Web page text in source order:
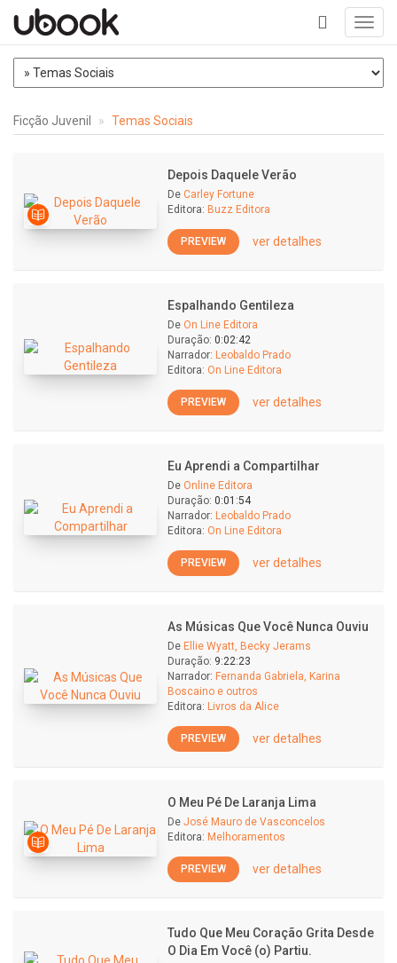
+
Ficção Juvenil Temas Sociais
Depois Daquele Verão
De Carley Fortune
Editora: Buzz Editora
PREVIEW ver detalhes
Espalhando Gentileza
De On Line Editora
Duração: 0:02:42
Narrador: Leobaldo Prado
Editora: On Line Editora
PREVIEW ver detalhes
Eu Aprendi a Compartilhar
De Online Editora
Duração: 0:01:54
Narrador: Leobaldo Prado
Editora: On Line Editora
PREVIEW ver detalhes
As Músicas Que Você Nunca Ouviu
De Ellie Wyatt, Becky Jerams
Duração: 9:22:23
Narrador: Fernanda Gabriela, Karina
Boscaino e outros
Editora: Livros da Alice
PREVIEW ver detalhes
O Meu Pé De Laranja Lima
De José Mauro de Vasconcelos
Editora: Melhoramentos
PREVIEW ver detalhes
Tudo Que Meu Coração Grita Desde
O Dia Em Você (o) Partiu.